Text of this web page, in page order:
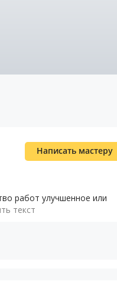
Написать мастеру
работ улучшенное или
текст